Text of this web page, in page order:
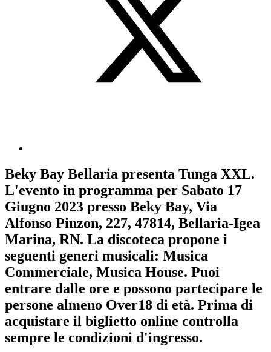
Beky Bay Bellaria presenta Tunga XXL.
L'evento in programma per Sabato 17
Giugno 2023 presso Beky Bay, Via
Alfonso Pinzon, 227, 47814, Bellaria-Igea
Marina, RN. La discoteca propone i
seguenti generi musicali: Musica
Commerciale, Musica House. Puoi
entrare dalle ore e possono partecipare le
persone almeno Over18 di età. Prima di
acquistare il biglietto online controlla
sempre le condizioni d'ingresso.